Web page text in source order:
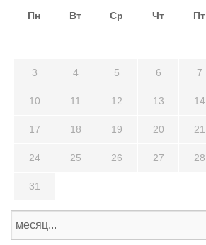
Пн Вт Ср Чт Пт
3 4 5 6 7
10 11 12 13 14
17 18 19 20 21
24 25 26 27 28
31